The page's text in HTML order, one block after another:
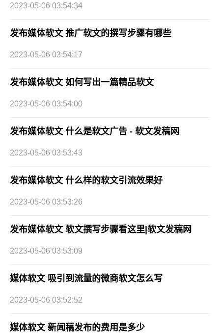
2023-05-06 03:54:34
发布媒体软文 推广软文的撰写步骤有哪些
2023-05-06 03:54:17
发布媒体软文 如何写出一篇精品软文
2023-05-06 03:54:00
发布媒体软文 什么是软文广告 - 软文发稿网
2023-05-06 03:53:43
发布媒体软文 什么样的软文引流效果好
2023-05-06 03:53:26
发布媒体软文 软文撰写步骤看这里|软文发稿网
2023-05-06 03:53:09
媒体软文 吸引到流量的微商软文怎么写
2023-05-06 03:52:52
媒体软文 新闻稿发布的费用是多少